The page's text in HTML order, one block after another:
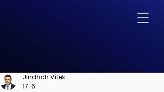
Jindřich Vítek
17. 6.